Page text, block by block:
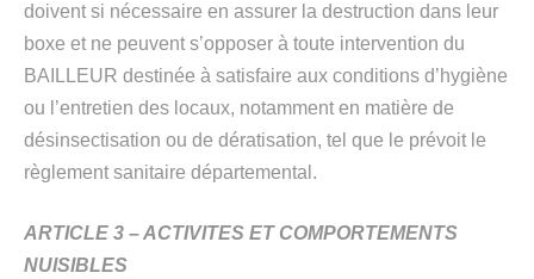
doivent si nécessaire en assurer la destruction dans leur
boxe et ne peuvent s’opposer à toute intervention du
BAILLEUR destinée à satisfaire aux conditions d’hygiène
ou l’entretien des locaux, notamment en matière de
désinsectisation ou de dératisation, tel que le prévoit le
règlement sanitaire départemental.
ARTICLE 3 – ACTIVITES ET COMPORTEMENTS
NUISIBLES